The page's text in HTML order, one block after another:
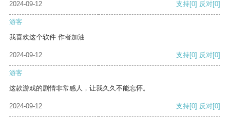
2024-09-12
支持[0] 反对[0]
游客
我喜欢这个软件 作者加油
2024-09-12 支持[0] 反对[0]
游客
这款游戏的剧情非常感人，让我久久不能忘怀。
2024-09-12 支持[0] 反对[0]